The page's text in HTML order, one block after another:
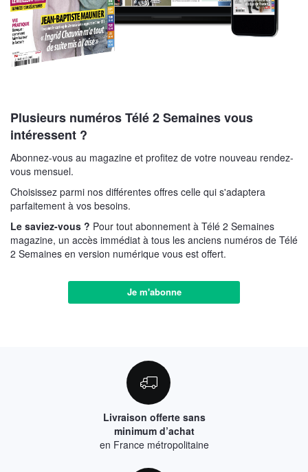
Plusieurs numéros Télé 2 Semaines vous
intéressent ?
Abonnez-vous au magazine et profitez de votre nouveau rendez-
vous mensuel.
Choisissez parmi nos différentes offres celle qui s'adaptera
parfaitement à vos besoins.
Le saviez-vous ? Pour tout abonnement à Télé 2 Semaines
magazine, un accès immédiat à tous les anciens numéros de Télé
2 Semaines en version numérique vous est offert.
Je m'abonne
Livraison offerte sans
minimum d’achat
en France métropolitaine